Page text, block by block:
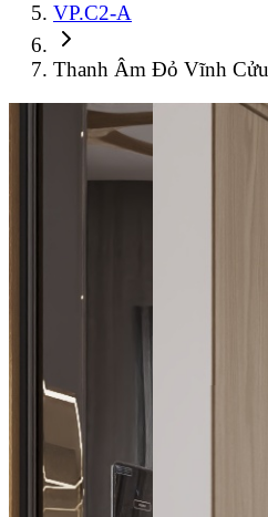
VP.C2-A
Thanh Âm Đỏ Vĩnh Cửu